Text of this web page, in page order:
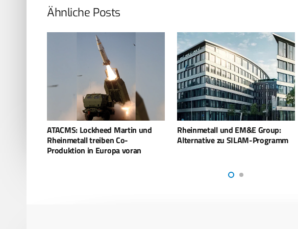
Ähnliche Posts
Rheinmetall und EM&E Group:
Alternative zu SILAM-Programm
Ein starkes Marinearsenal – So
geht Zeitenwende